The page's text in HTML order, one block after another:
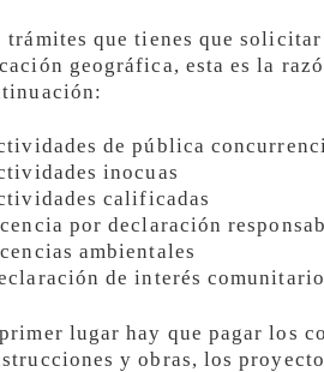
trámites que tienes que
geográfica, esta es la
de pública
inocuas
calificadas
por declaración
ambientales
de interés comunitario
lugar hay que pagar los
y obras, los